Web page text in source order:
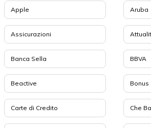
Apple Aruba
Assicurazioni
Banca Sella BBVA
Beactive Bonus
Carte di Credito Che